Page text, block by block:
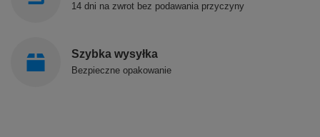
14 dni na zwrot bez podawania przyczyny
Szybka wysyłka
Bezpieczne opakowanie